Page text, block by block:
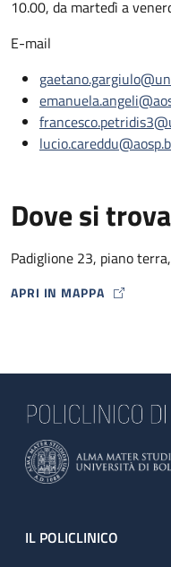
10.00, da martedì a
E-mail
Dove si trova
Padiglione 23, piano
APRI IN MAPPA
MAP ICON
Footer
IL POLICLINICO